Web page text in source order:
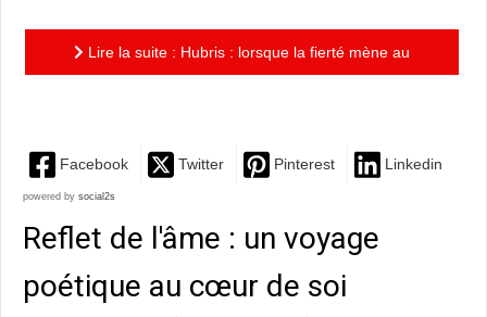
Lire la suite : Hubris : lorsque la fierté mène au
Facebook Twitter Pinterest Linkedin
powered by social2s
Reflet de l'âme : un voyage
poétique au cœur de soi